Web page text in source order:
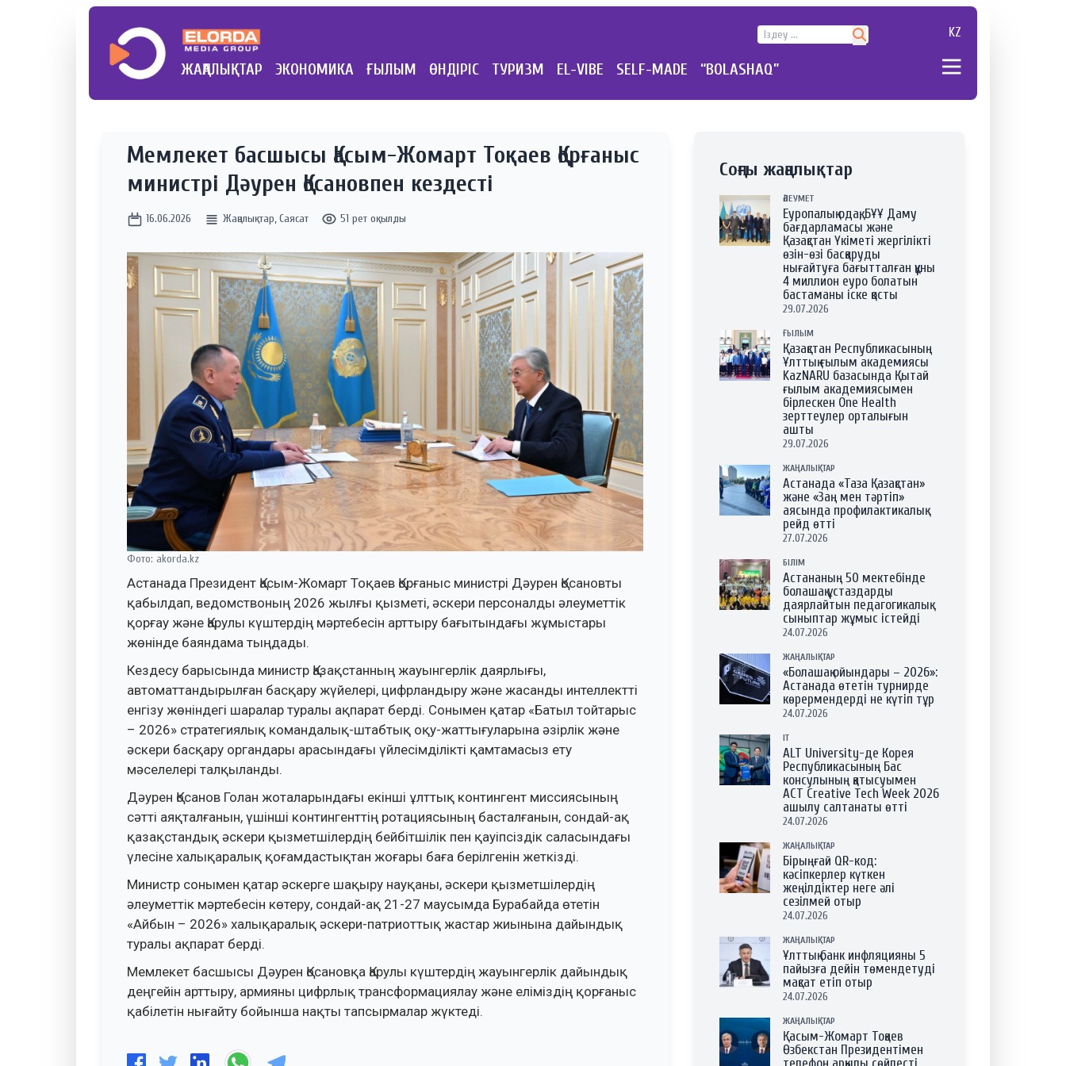
KZ
ЖАҢАЛЫҚТАР ЭКОНОМИКА ҒЫЛЫМ ӨНДІРІС ТУРИЗМ EL-VIBE SELF-MADE “BOLASHAQ”
Мемлекет басшысы Қасым-Жомарт Тоқаев Қорғаныс
министрі Дәурен Қосановпен кездесті
16.06.2026 Жаңалықтар,Саясат 51 рет оқылды
Фото: akorda.kz
Астанада Президент Қасым-Жомарт Тоқаев Қорғаныс министрі Дәурен Қосановты
қабылдап, ведомствоның 2026 жылғы қызметі, әскери персоналды әлеуметтік
қорғау және Қарулы күштердің мәртебесін арттыру бағытындағы жұмыстары
жөнінде баяндама тыңдады.
Кездесу барысында министр Қазақстанның жауынгерлік даярлығы,
автоматтандырылған басқару жүйелері, цифрландыру және жасанды интеллектті
енгізу жөніндегі шаралар туралы ақпарат берді. Сонымен қатар «Батыл тойтарыс
– 2026» стратегиялық командалық-штабтық оқу-жаттығуларына әзірлік және
әскери басқару органдары арасындағы үйлесімділікті қамтамасыз ету
мәселелері талқыланды.
Дәурен Қосанов Голан жоталарындағы екінші ұлттық контингент миссиясының
сәтті аяқталғанын, үшінші контингенттің ротациясының басталғанын, сондай-ақ
қазақстандық әскери қызметшілердің бейбітшілік пен қауіпсіздік саласындағы
үлесіне халықаралық қоғамдастықтан жоғары баға берілгенін жеткізді.
Министр сонымен қатар әскерге шақыру науқаны, әскери қызметшілердің
әлеуметтік мәртебесін көтеру, сондай-ақ 21-27 маусымда Бурабайда өтетін
«Айбын – 2026» халықаралық әскери-патриоттық жастар жиынына дайындық
туралы ақпарат берді.
Мемлекет басшысы Дәурен Қосановқа Қарулы күштердің жауынгерлік дайындық
деңгейін арттыру, армияны цифрлық трансформациялау және еліміздің қорғаныс
қабілетін нығайту бойынша нақты тапсырмалар жүктеді.
Соңғы жаңалықтар
ӘЛЕУМЕТ
Еуропалық одақ, БҰҰ Даму
бағдарламасы және
Қазақстан Үкіметі жергілікті
өзін-өзі басқаруды
нығайтуға бағытталған құны
4 миллион еуро болатын
бастаманы іске қосты
29.07.2026
ҒЫЛЫМ
Қазақстан Республикасының
Ұлттық ғылым академиясы
KazNARU базасында Қытай
ғылым академиясымен
бірлескен One Health
зерттеулер орталығын
ашты
29.07.2026
ЖАҢАЛЫҚТАР
Астанада «Таза Қазақстан»
және «Заң мен тәртіп»
аясында профилактикалық
рейд өтті
27.07.2026
БІЛІМ
Астананың 50 мектебінде
болашақ ұстаздарды
даярлайтын педагогикалық
сыныптар жұмыс істейді
24.07.2026
ЖАҢАЛЫҚТАР
«Болашақ ойындары – 2026»:
Астанада өтетін турнирде
көрермендерді не күтіп тұр
24.07.2026
IT
ALT University-де Корея
Республикасының Бас
консулының қатысуымен
ACT Creative Tech Week 2026
ашылу салтанаты өтті
24.07.2026
ЖАҢАЛЫҚТАР
Бірыңғай QR-код:
кәсіпкерлер күткен
жеңілдіктер неге әлі
сезілмей отыр
24.07.2026
ЖАҢАЛЫҚТАР
Ұлттық банк инфляцияны 5
пайызға дейін төмендетуді
мақсат етіп отыр
24.07.2026
ЖАҢАЛЫҚТАР
Қасым-Жомарт Тоқаев
Өзбекстан Президентімен